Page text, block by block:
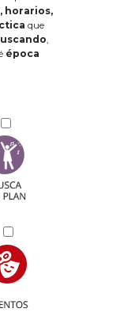
horarios,
que
,
época